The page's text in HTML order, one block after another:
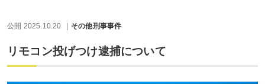
公開 2025.10.20 その他刑事事件
リモコン投げつけ逮捕について